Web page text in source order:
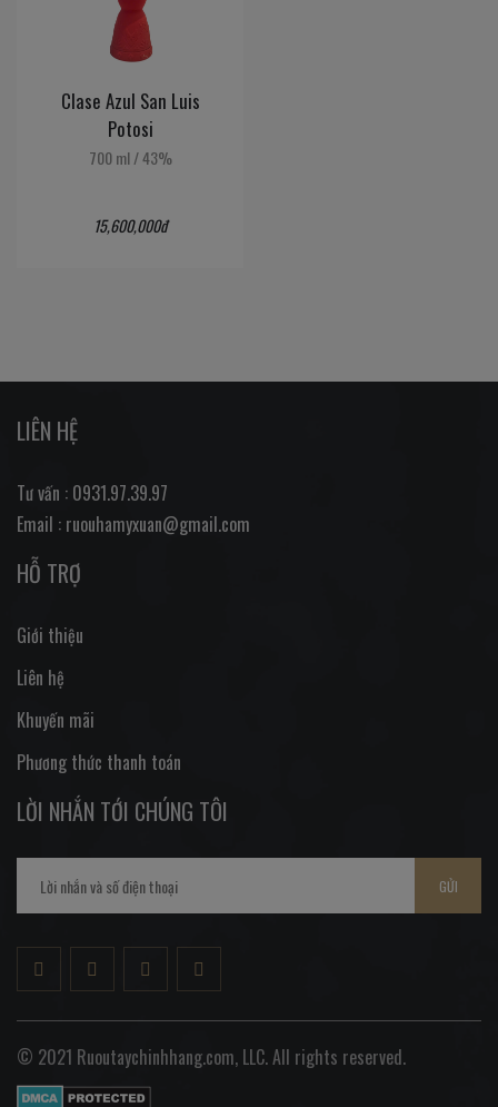
Clase Azul San Luis
Potosi
700 ml/43%
15,600,000đ
LIÊN HỆ
Tư vấn : 0931.97.39.97
Email : ruouhamyxuan@gmail.com
HỖ TRỢ
Giới thiệu
Liên hệ
Khuyến mãi
Phương thức thanh toán
LỜI NHẮN TỚI CHÚNG TÔI
GỬI
© 2021 Ruoutaychinhhang.com, LLC. All rights reserved.